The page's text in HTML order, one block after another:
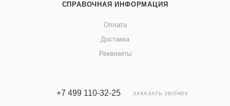
СПРАВОЧНАЯ ИНФОРМАЦИЯ
Оплата
Доставка
Реквизиты
+7 499 110-32-25 ЗАКАЗАТЬ ЗВОНОК